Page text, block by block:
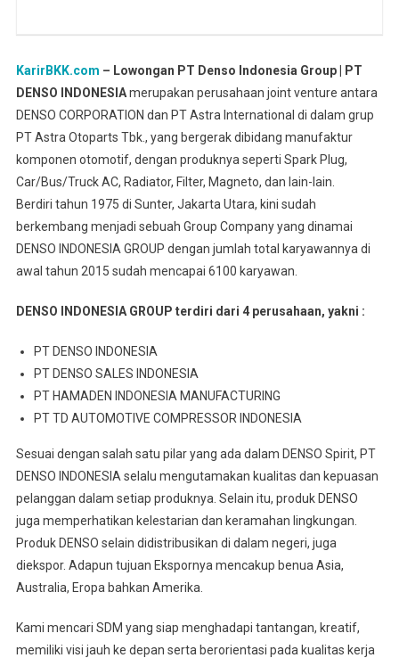
KarirBKK.com – Lowongan PT Denso Indonesia Group | PT
DENSO INDONESIAmerupakan perusahaan joint venture antara
DENSO CORPORATION dan PT Astra International di dalam grup
PT Astra Otoparts Tbk., yang bergerak dibidang manufaktur
komponen otomotif, dengan produknya seperti Spark Plug,
Car/Bus/Truck AC, Radiator, Filter, Magneto, dan lain-lain.
Berdiri tahun 1975 di Sunter, Jakarta Utara, kini sudah
berkembang menjadi sebuah Group Company yang dinamai
DENSO INDONESIA GROUP dengan jumlah total karyawannya di
awal tahun 2015 sudah mencapai 6100 karyawan.
DENSO INDONESIA GROUP terdiri dari 4 perusahaan, yakni :
PT DENSO INDONESIA
PT DENSO SALES INDONESIA
PT HAMADEN INDONESIA MANUFACTURING
PT TD AUTOMOTIVE COMPRESSOR INDONESIA
Sesuai dengan salah satu pilar yang ada dalam DENSO Spirit, PT
DENSO INDONESIA selalu mengutamakan kualitas dan kepuasan
pelanggan dalam setiap produknya. Selain itu, produk DENSO
juga memperhatikan kelestarian dan keramahan lingkungan.
Produk DENSO selain didistribusikan di dalam negeri, juga
diekspor. Adapun tujuan Ekspornya mencakup benua Asia,
Australia, Eropa bahkan Amerika.
Kami mencari SDM yang siap menghadapi tantangan, kreatif,
memiliki visi jauh ke depan serta berorientasi pada kualitas kerja